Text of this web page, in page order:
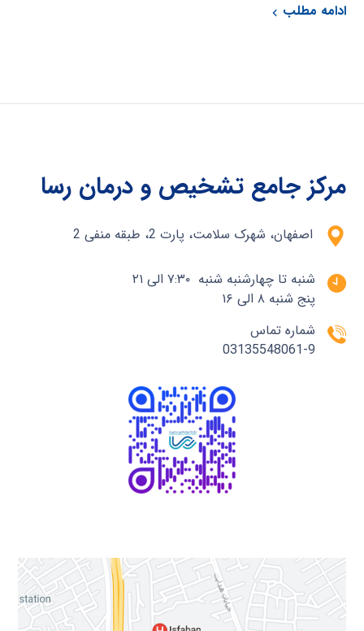
ادامه مطلب
مرکز جامع تشخیص و درمان رسا
اصفهان، شهرک سلامت، پارت 2، طبقه منفی 2
شنبه تا چهارشنبه شنبه ۷:۳۰ الی ۲۱
پنج شنبه ۸ الی ۱۶
شماره تماس
03135548061-9